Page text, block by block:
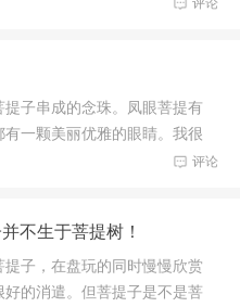
提子串成的念珠。凤眼菩提有
一颗美丽优雅的眼睛。我很
评论
不生于菩提树！
子，在盘玩的同时慢慢欣赏
的消遣。但菩提子是不是菩